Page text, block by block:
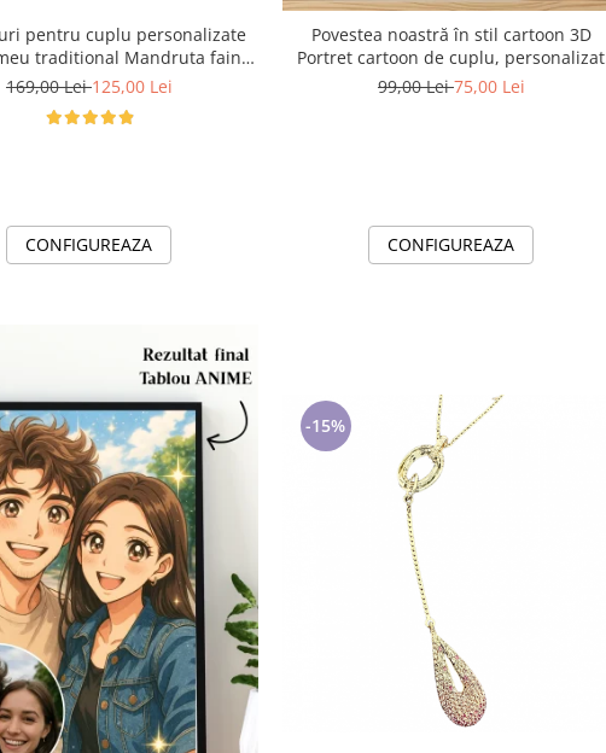
pentru cuplu personalizate
Mandruta faina
VD24453
169,00 Lei125,00 Lei
CONFIGUREAZA
Povestea noastră în stil cartoon 3D
Portret cartoon de cuplu, personalizat
din fotografie - Cadoul ideal pentru
99,00 Lei75,00 Lei
CONFIGUREAZA
-15%